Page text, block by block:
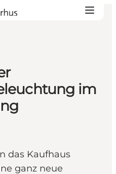
im
das Kaufhaus
ganz neue